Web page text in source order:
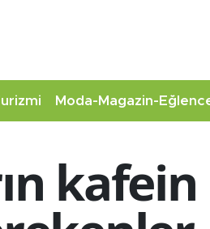
Moda-Magazin-